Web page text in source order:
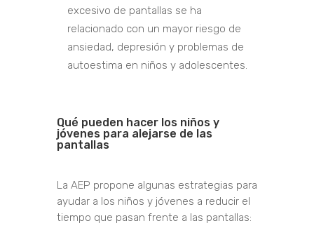
excesivo de pantallas se ha
relacionado con un mayor riesgo de
ansiedad, depresión y problemas de
autoestima en niños y adolescentes.
Qué pueden hacer los niños y
jóvenes para alejarse de las
pantallas
La AEP propone algunas estrategias para
ayudar a los niños y jóvenes a reducir el
tiempo que pasan frente a las pantallas: